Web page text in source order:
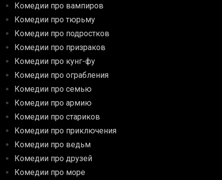
Комедии про вампиров
Комедии про тюрьму
Комедии про подростков
Комедии про призраков
Комедии про кунг-фу
Комедии про ограбления
Комедии про семью
Комедии про армию
Комедии про стариков
Комедии про приключения
Комедии про ведьм
Комедии про друзей
Комедии про море